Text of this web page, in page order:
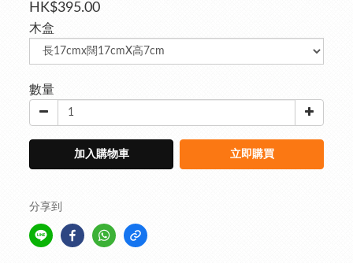
HK$395.00
木盒
數量
加入購物車 立即購買
分享到